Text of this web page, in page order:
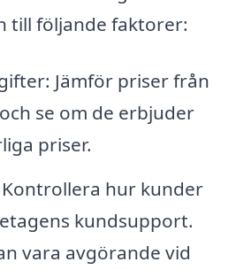
till följande faktorer:
Jämför priser från
se om de erbjuder
priser.
hur kunder
kundsupport.
vara avgörande vid